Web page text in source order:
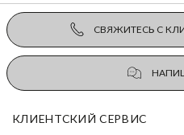
СВЯЖИТЕСЬ С
КЛИЕНТСКИЙ СЕРВИС